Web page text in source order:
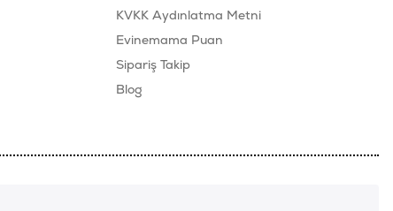
KVKK Aydınlatma Metni
Evinemama Puan
Sipariş Takip
Blog